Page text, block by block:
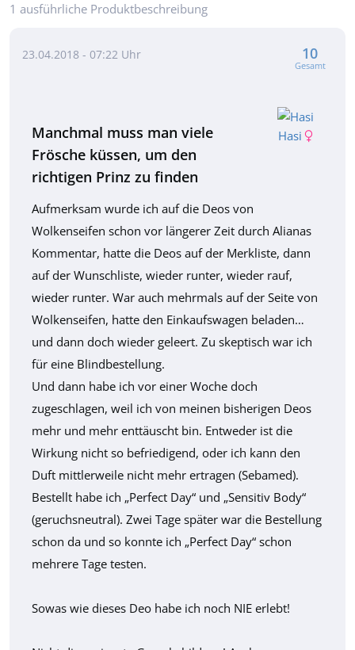
1 ausführliche Produktbeschreibung
23.04.2018 - 07:22 Uhr 10
Gesamt
Hasi
Manchmal muss man viele
Frösche küssen, um den
richtigen Prinz zu finden
Aufmerksam wurde ich auf die Deos von
Wolkenseifen schon vor längerer Zeit durch Alianas
Kommentar, hatte die Deos auf der Merkliste, dann
auf der Wunschliste, wieder runter, wieder rauf,
wieder runter. War auch mehrmals auf der Seite von
Wolkenseifen, hatte den Einkaufswagen beladen…
und dann doch wieder geleert. Zu skeptisch war ich
für eine Blindbestellung.
Und dann habe ich vor einer Woche doch
zugeschlagen, weil ich von meinen bisherigen Deos
mehr und mehr enttäuscht bin. Entweder ist die
Wirkung nicht so befriedigend, oder ich kann den
Duft mittlerweile nicht mehr ertragen (Sebamed).
Bestellt habe ich „Perfect Day“ und „Sensitiv Body“
(geruchsneutral). Zwei Tage später war die Bestellung
schon da und so konnte ich „Perfect Day“ schon
mehrere Tage testen.
Sowas wie dieses Deo habe ich noch NIE erlebt!